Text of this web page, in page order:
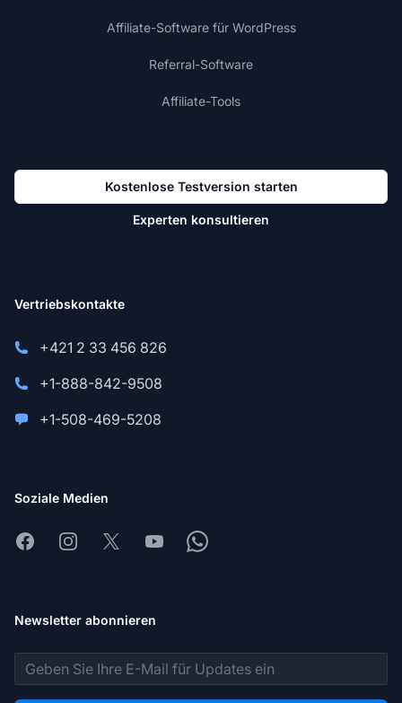
Affiliate-Software für WordPress
Referral-Software
Affiliate-Tools
Kostenlose Testversion starten
Experten konsultieren
Vertriebskontakte
+421 2 33 456 826
+1-888-842-9508
+1-508-469-5208
Soziale Medien
FacebookInstagram
X YoutubeWhatsapp
Newsletter abonnieren
E-Mail-Adresse